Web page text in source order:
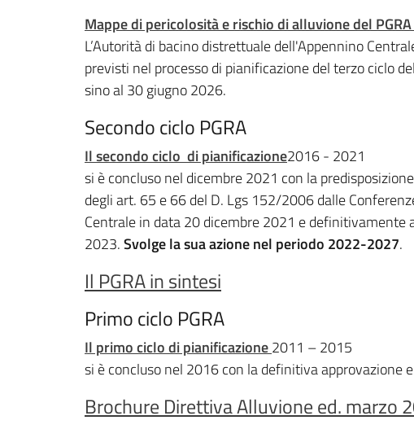
Mappe di pericolosità e rischio di alluvione del
L’Autorità di bacino distrettuale dell'Appennino
previsti nel processo di pianificazione del terzo ciclo
sino al 30 giugno 2026.
Secondo ciclo PGRA
Il secondo ciclo di pianificazione2016 - 2021
si è concluso nel dicembre 2021 con la
degli art. 65 e 66 del D. Lgs 152/2006 dalle
Centrale in data 20 dicembre 2021 e definitivamente
2023.Svolge la sua azione nel periodo 2022-2027.
Il PGRA in sintesi
Primo ciclo PGRA
Il primo ciclo di pianificazione2011 – 2015
si è concluso nel 2016 con la definitiva approvazione
Brochure Direttiva Alluvione ed. marzo